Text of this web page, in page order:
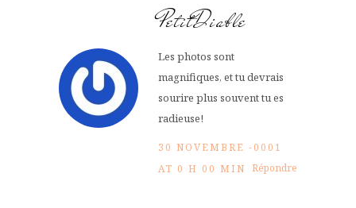
PetitDiable
Les photos sont
magnifiques, et tu devrais
sourire plus souvent tu es
radieuse!
30 NOVEMBRE -0001
AT 0 H 00 MIN Répondre